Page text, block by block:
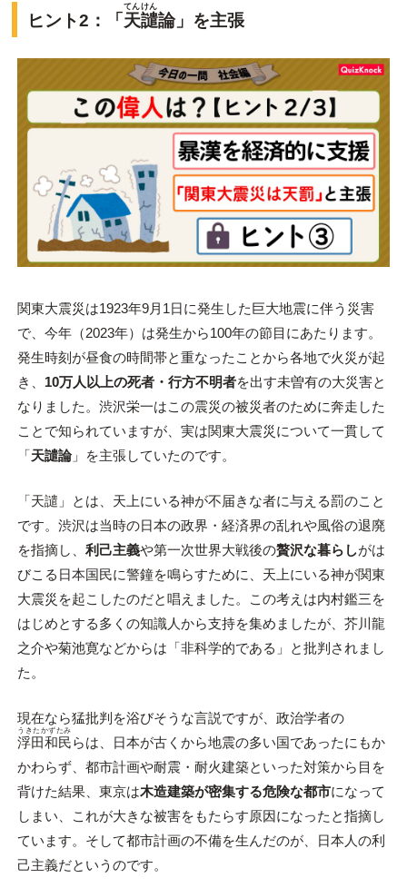
ヒント2：「天譴
てんけん
論」を主張
関東大震災は1923年9月1日に発生した巨大地震に伴う災害
で、今年（2023年）は発生から100年の節目にあたります。
発生時刻が昼食の時間帯と重なったことから各地で火災が起
き、 10万人以上の死者・行方不明者を出す未曽有の大災害と
なりました。渋沢栄一はこの震災の被災者のために奔走した
ことで知られていますが、実は関東大震災について一貫して
「天譴論」を主張していたのです。
「天譴」とは、天上にいる神が不届きな者に与える罰のこと
です。渋沢は当時の日本の政界・経済界の乱れや風俗の退廃
を指摘し、 利己主義や第一次世界大戦後の贅沢な暮らしがは
びこる日本国民に警鐘を鳴らすために、天上にいる神が関東
大震災を起こしたのだと唱えました。この考えは内村鑑三を
はじめとする多くの知識人から支持を集めましたが、芥川龍
之介や菊池寛などからは「非科学的である」と批判されまし
た。
現在なら猛批判を浴びそうな言説ですが、政治学者の
浮田和民
うきたかずたみ
らは、日本が古くから地震の多い国であったにもか
かわらず、都市計画や耐震・耐火建築といった対策から目を
背けた結果、東京は木造建築が密集する危険な都市になって
しまい、これが大きな被害をもたらす原因になったと指摘し
ています。そして都市計画の不備を生んだのが、日本人の利
己主義だというのです。